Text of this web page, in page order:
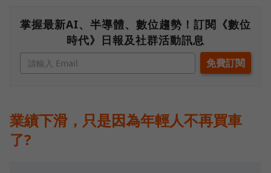
掌握最新AI、半導體、數位趨勢！訂閱《數位
時代》日報及社群活動訊息
業績下滑，只是因為年輕人不再買車
了?